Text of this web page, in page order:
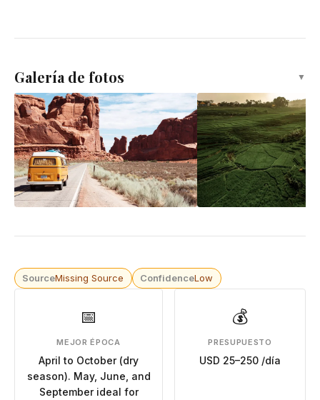
Galería de fotos ▼
SourceMissing Source ConfidenceLow
📅
MEJOR ÉPOCA
April to October (dry
season). May, June, and
September ideal for
💰
PRESUPUESTO
USD 25–250 /día